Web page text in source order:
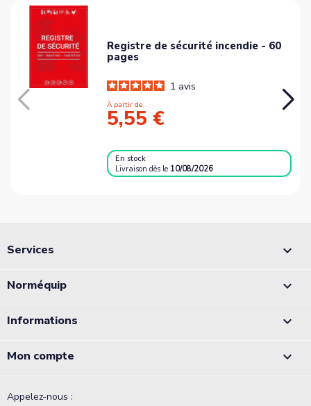
Registre de sécurité incendie - 60
pages
1 avis
À partir de
5,55 €
En stock
Livraisondès le 10/08/2026
Services 
Norméquip 
Informations 
Mon compte 
Appelez-nous :